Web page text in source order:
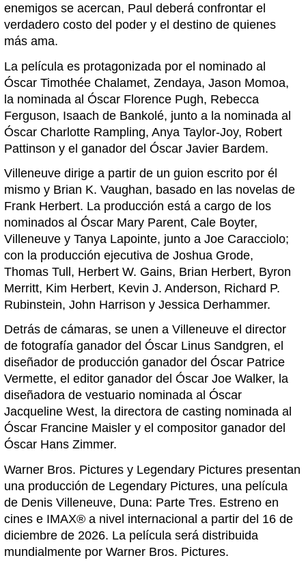
enemigos se acercan, Paul deberá confrontar el
verdadero costo del poder y el destino de quienes
más ama.
La película es protagonizada por el nominado al
Óscar Timothée Chalamet, Zendaya, Jason Momoa,
la nominada al Óscar Florence Pugh, Rebecca
Ferguson, Isaach de Bankolé, junto a la nominada al
Óscar Charlotte Rampling, Anya Taylor-Joy, Robert
Pattinson y el ganador del Óscar Javier Bardem.
Villeneuve dirige a partir de un guion escrito por él
mismo y Brian K. Vaughan, basado en las novelas de
Frank Herbert. La producción está a cargo de los
nominados al Óscar Mary Parent, Cale Boyter,
Villeneuve y Tanya Lapointe, junto a Joe Caracciolo;
con la producción ejecutiva de Joshua Grode,
Thomas Tull, Herbert W. Gains, Brian Herbert, Byron
Merritt, Kim Herbert, Kevin J. Anderson, Richard P.
Rubinstein, John Harrison y Jessica Derhammer.
Detrás de cámaras, se unen a Villeneuve el director
de fotografía ganador del Óscar Linus Sandgren, el
diseñador de producción ganador del Óscar Patrice
Vermette, el editor ganador del Óscar Joe Walker, la
diseñadora de vestuario nominada al Óscar
Jacqueline West, la directora de casting nominada al
Óscar Francine Maisler y el compositor ganador del
Óscar Hans Zimmer.
Warner Bros. Pictures y Legendary Pictures presentan
una producción de Legendary Pictures, una película
de Denis Villeneuve, Duna: Parte Tres. Estreno en
cines e IMAX® a nivel internacional a partir del 16 de
diciembre de 2026. La película será distribuida
mundialmente por Warner Bros. Pictures.